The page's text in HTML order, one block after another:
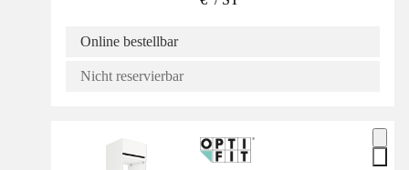
Online bestellbar
Nicht reservierbar